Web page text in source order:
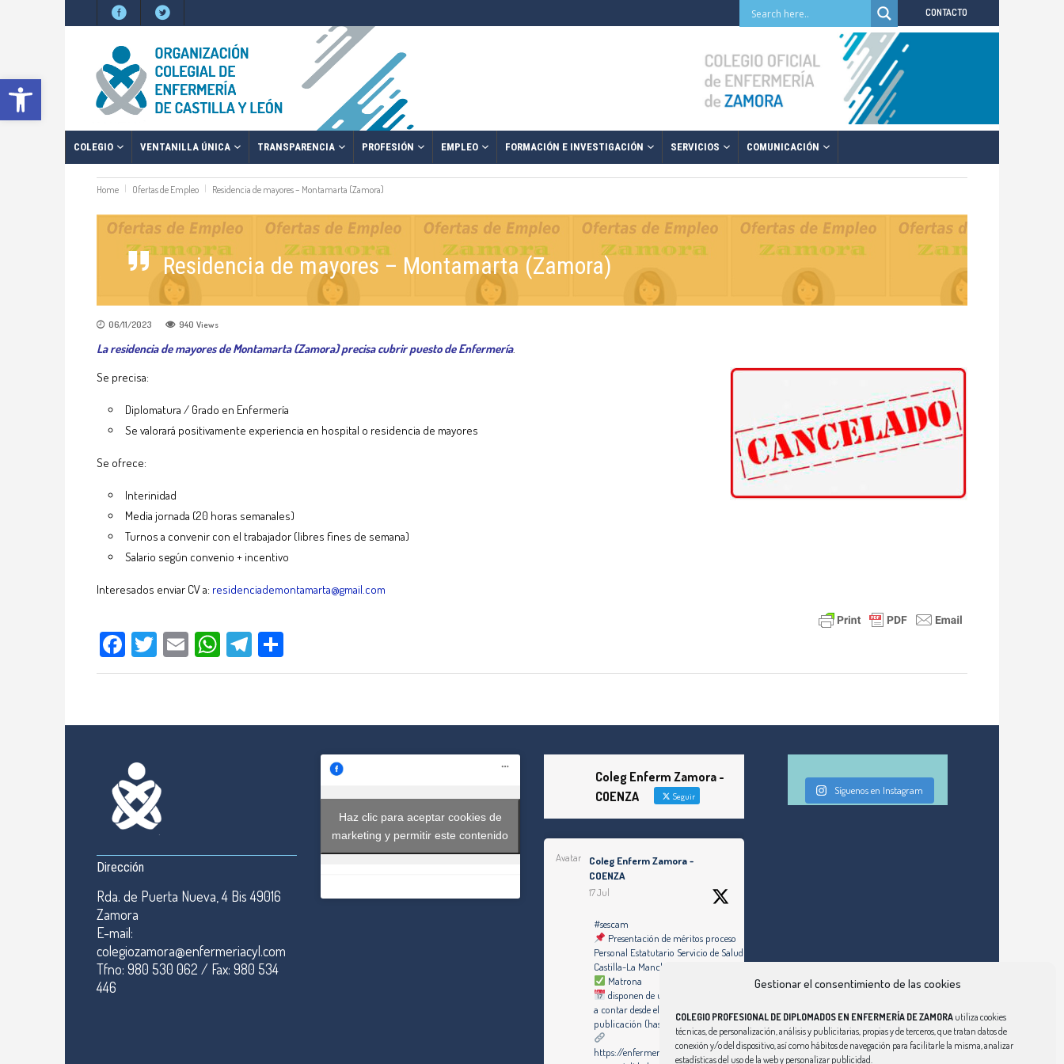
Abrir barra de herramientas
Gestionar el consentimiento de las cookies
COLEGIO PROFESIONAL DE DIPLOMADOS EN ENFERMERÍA DE ZAMORA utiliza cookies
técnicas, de personalización, análisis y publicitarias, propias y de terceros, que tratan datos de
conexión y/o del dispositivo, así como hábitos de navegación para facilitarle la misma, analizar
estadísticas del uso de la web y personalizar publicidad.
CONTACTO
COLEGIO VENTANILLA ÚNICA TRANSPARENCIA PROFESIÓN EMPLEO FORMACIÓN E INVESTIGACIÓN SERVICIOS COMUNICACIÓN
Home Ofertas de Empleo Residencia de mayores – Montamarta (Zamora)
Residencia de mayores – Montamarta (Zamora)
06/11/2023 940 Views
La residencia de mayores de Montamarta (Zamora) precisa cubrir puesto de Enfermería.
Se precisa:
Diplomatura / Grado en Enfermería
Se valorará positivamente experiencia en hospital o residencia de mayores
Se ofrece:
Interinidad
Media jornada (20 horas semanales)
Turnos a convenir con el trabajador (libres fines de semana)
Salario según convenio + incentivo
Interesados enviar CV a: residenciademontamarta@gmail.com
Facebook
TwitterEmailWhatsApp
Telegram
Dirección
Rda. de Puerta Nueva, 4 Bis 49016
Zamora
E-mail:
colegiozamora@enfermeriacyl.com
Tfno: 980 530 062 / Fax: 980 534
446
Haz clic para aceptar cookies de
marketing y permitir este contenido
Coleg Enferm Zamora -
COENZA
Seguir
Avatar
Coleg Enferm Zamora -
COENZA
17 Jul
#sescam
Presentación de méritos proceso
Personal Estatutario Servicio de Salud de
Castilla-La Mancha
Matrona
disponen de un plazo de diez días hábiles,
a contar desde el día siguiente al de la
publicación (hasta el 30 de julio de 2026)
https://enfermeriazamora.com/enfermeria-
Síguenos en Instagram